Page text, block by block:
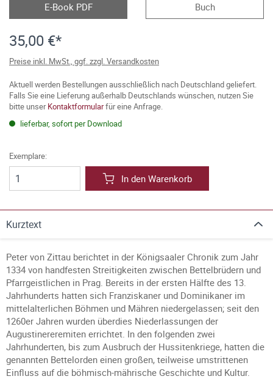
E-Book PDF Buch
35,00 €*
Preise inkl. MwSt., ggf. zzgl. Versandkosten
Aktuell werden Bestellungen ausschließlich nach Deutschland geliefert.
Falls Sie eine Lieferung außerhalb Deutschlands wünschen, nutzen Sie
bitte unserKontaktformularfür eine Anfrage.
lieferbar, sofort per Download
Exemplare:
In den Warenkorb
Kurztext
Peter von Zittau berichtet in der Königsaaler Chronik zum Jahr
1334 von handfesten Streitigkeiten zwischen Bettelbrüdern und
Pfarrgeistlichen in Prag. Bereits in der ersten Hälfte des 13.
Jahrhunderts hatten sich Franziskaner und Dominikaner im
mittelalterlichen Böhmen und Mähren niedergelassen; seit den
1260er Jahren wurden überdies Niederlassungen der
Augustinereremiten errichtet. In den folgenden zwei
Jahrhunderten, bis zum Ausbruch der Hussitenkriege, hatten die
genannten Bettelorden einen großen, teilweise umstrittenen
Einfluss auf die böhmisch-mährische Geschichte und Kultur.